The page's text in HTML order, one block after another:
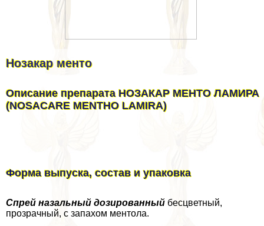
Нозакар менто
Описание препарата НОЗАКАР МЕНТО ЛАМИРА
(NOSACARE MENTHO LAMIRA)
Форма выпуска, состав и упаковка
Спрей назальный дозированный бесцветный,
прозрачный, с запахом ментола.